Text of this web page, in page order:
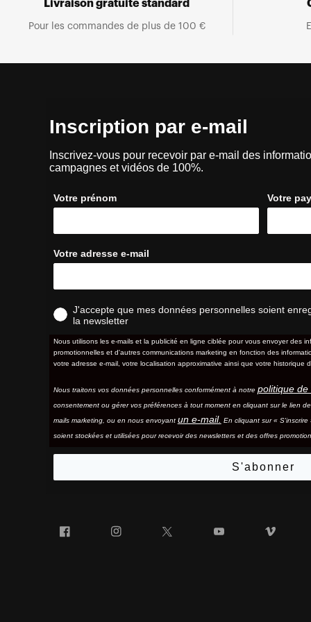
Livraison gratuite standard
Pour les commandes de plus de 100 €
Inscription par e-mail
Inscrivez-vous pour recevoir par e-mail des
campagnes et vidéos de 100%.
Votre prénom Votre
Votre adresse e-mail
J'accepte que mes données personnelles soient
la newsletter
Nous utilisons les e-mails et la publicité en ligne ciblée pour vous envoyer des
promotionnelles et d'autres communications marketing en fonction des
votre adresse e-mail, votre localisation approximative ainsi que votre historique
Nous traitons vos données personnelles conformément à notre politique de
consentement ou gérer vos préférences à tout moment en cliquant sur le lien
mails marketing, ou en nous envoyant un e-mail. En cliquant sur «
soient stockées et utilisées pour recevoir des newsletters et des offres
S'abonner
Facebook Instagram YouTube